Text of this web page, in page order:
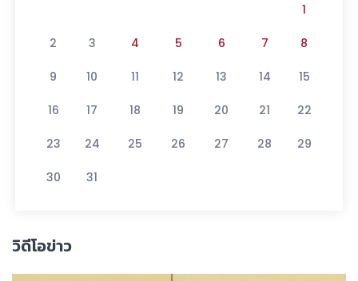
1
2 3 4 5 6 7 8
9 10 11 12 13 14 15
16 17 18 19 20 21 22
23 24 25 26 27 28 29
30 31
วิดีโอข่าว